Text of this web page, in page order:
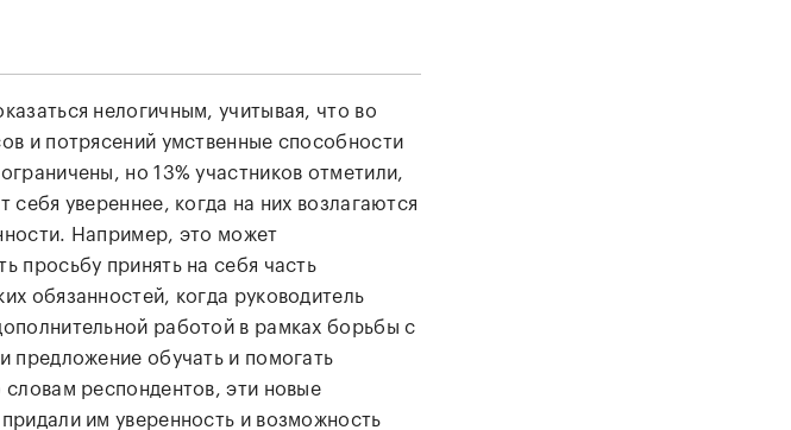
нелогичным, учитывая, что во
и потрясений умственные способности
но 13% участников отметили,
себя увереннее, когда на них возлагаются
Например, это может
просьбу принять на себя часть
обязанностей, когда руководитель
работой в рамках борьбы с
предложение обучать и помогать
респондентов, эти новые
им уверенность и возможность